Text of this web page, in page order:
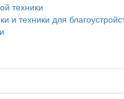
техники
и техники для